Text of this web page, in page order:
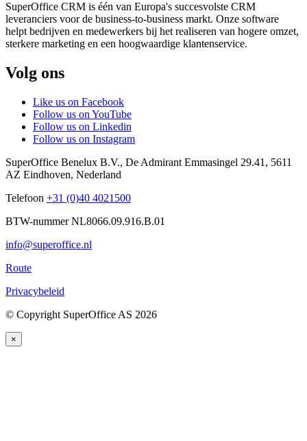
SuperOffice CRM is één van Europa's succesvolste CRM
leveranciers voor de business-to-business markt. Onze software
helpt bedrijven en medewerkers bij het realiseren van hogere omzet,
sterkere marketing en een hoogwaardige klantenservice.
Volg ons
Like us on Facebook
Follow us on YouTube
Follow us on Linkedin
Follow us on Instagram
SuperOffice Benelux B.V., De Admirant Emmasingel 29.41 , 5611
AZ Eindhoven, Nederland
Telefoon +31 (0)40 4021500
BTW-nummer NL8066.09.916.B.01
info@superoffice.nl
Route
Privacybeleid
© Copyright SuperOffice AS 2026
×